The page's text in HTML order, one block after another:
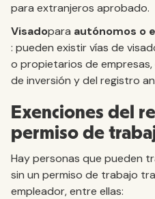
para extranjeros aprobado.
Visadopara autónomos o
: pueden existir vías de
o propietarios de
de inversión y del registro
Exenciones del
permiso de
Hay personas que pueden
sin un permiso de trabajo
empleador, entre ellas: